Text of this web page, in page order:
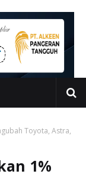
Toyota, Astra,
1%